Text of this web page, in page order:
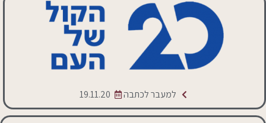
למעבר לכתבה 19.11.20